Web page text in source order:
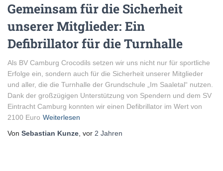
Gemeinsam für die Sicherheit
unserer Mitglieder: Ein
Defibrillator für die Turnhalle
Als BV Camburg Crocodils setzen wir uns nicht nur für sportliche
Erfolge ein, sondern auch für die Sicherheit unserer Mitglieder
und aller, die die Turnhalle der Grundschule „Im Saaletal“ nutzen.
Dank der großzügigen Unterstützung von Spendern und dem SV
Eintracht Camburg konnten wir einen Defibrillator im Wert von
2100 Euro Weiterlesen
Von Sebastian Kunze, vor 2 Jahren